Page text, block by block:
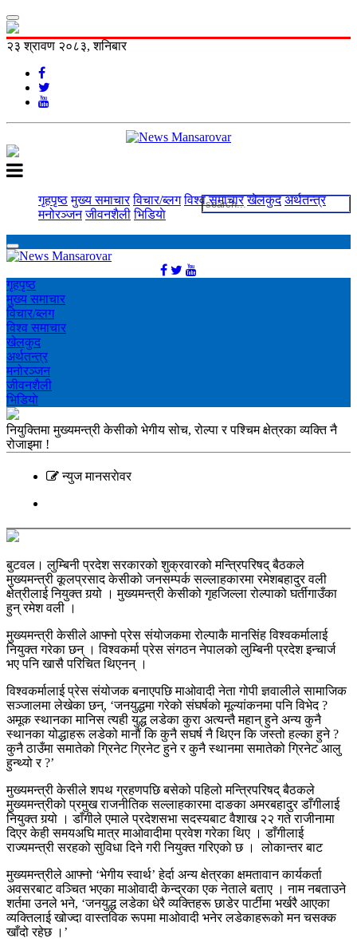
२३ श्रावण २०८३, शनिबार
गृहपृष्ठ मुख्य समाचार विचार/ब्लग विश्व समाचार खेलकुद अर्थतन्त्र
मनोरञ्‍जन जीवनशैली भिडियाे
गृहपृष्ठ
मुख्य समाचार
विचार/ब्लग
विश्व समाचार
खेलकुद
अर्थतन्त्र
मनोरञ्‍जन
जीवनशैली
भिडियाे
नियुक्तिमा मुख्यमन्त्री केसीको भेगीय सोच, रोल्पा र पश्चिम क्षेत्रका व्यक्ति नै
रोजाइमा !
न्युज मानसराेवर
बुटवल। लुम्बिनी प्रदेश सरकारको शुक्रवारको मन्त्रिपरिषद् बैठकले
मुख्यमन्त्री कूलप्रसाद केसीको जनसम्पर्क सल्लाहकारमा रमेशबहादुर वली
क्षेत्रीलाई नियुक्त गर्‍यो । मुख्यमन्त्री केसीको गृहजिल्ला रोल्पाको घर्तीगाउँका
हुन् रमेश वली ।
मुख्यमन्त्री केसीले आफ्नो प्रेस संयोजकमा रोल्पाकै मानसिंह विश्वकर्मालाई
नियुक्त गरेका छन् । विश्वकर्मा प्रेस संगठन नेपालको लुम्बिनी प्रदेश इन्चार्ज
भए पनि खासै परिचित थिएनन् ।
विश्वकर्मालाई प्रेस संयोजक बनाएपछि माओवादी नेता गोपी ज्ञवालीले सामाजिक
सञ्जालमा लेखेका छन्, ‘जनयुद्धमा गरेको संघर्षको मूल्यांकनमा पनि विभेद ?
अमूक स्थानका मानिस त्यही युद्ध लडेका कुरा अत्यन्तै महान् हुने अन्य कुनै
स्थानका योद्धाहरू लडेको मानौं कि कुनै सघर्ष नै थिएन कि जस्तो हल्का हुने ?
कुनै ठाउँमा समातेको ग्रिनेट ग्रिनेट हुने र कुनै स्थानमा समातेको ग्रिनेट आलु
हुन्थ्यो र ?’
मुख्यमन्त्री केसीले शपथ ग्रहणपछि बसेको पहिलो मन्त्रिपरिषद् बैठकले
मुख्यमन्त्रीको प्रमुख राजनीतिक सल्लाहकारमा दाङका अमरबहादुर डाँगीलाई
नियुक्त गर्‍यो । डाँगीले एमाले प्रदेशसभा सदस्यबाट वैशाख २२ गते राजीनामा
दिएर केही समयअघि मात्र माओवादीमा प्रवेश गरेका थिए । डाँगीलाई
राज्यमन्त्री सरहको सुविधा दिने गरी नियुक्त गरिएको छ । लोकान्तर बाट
मुख्यमन्त्रीले आफ्नो ‘भेगीय स्वार्थ’ हेर्दा अन्य क्षेत्रका क्षमतावान कार्यकर्ता
अवसरबाट वञ्चित भएका माओवादी केन्द्रका एक नेताले बताए । नाम नबताउने
शर्तमा उनले भने, ‘जनयुद्ध लडेका धेरै व्यक्तिहरू छाडेर पार्टीमा भर्खरै आएका
व्यक्तिलाई खोज्दा वास्तविक रूपमा माओवादी भनेर लडेकाहरूको मन चसक्क
खाँदो रहेछ ।’